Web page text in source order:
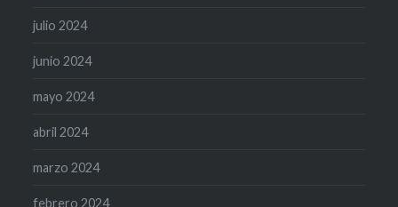
julio 2024
junio 2024
mayo 2024
abril 2024
marzo 2024
febrero 2024